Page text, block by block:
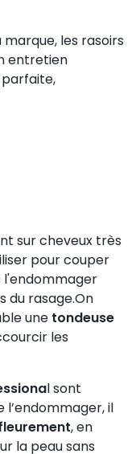
les rasoirs
entretien
sur cheveux très
pour couper
l'endommager
du rasage.On
une tondeuse
les
l sont
l’endommager, il
, en
la peau sans